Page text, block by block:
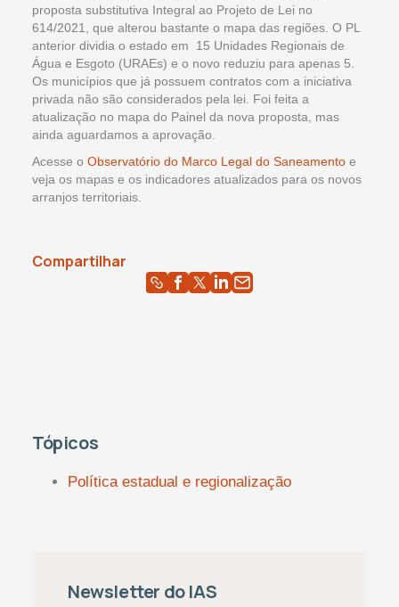
proposta substitutiva Integral ao Projeto de Lei no
614/2021, que alterou bastante o mapa das regiões. O PL
anterior dividia o estado em 15 Unidades Regionais de
Água e Esgoto (URAEs) e o novo reduziu para apenas 5.
Os municípios que já possuem contratos com a iniciativa
privada não são considerados pela lei. Foi feita a
atualização no mapa do Painel da nova proposta, mas
ainda aguardamos a aprovação.
Acesse o Observatório do Marco Legal do Saneamento e
veja os mapas e os indicadores atualizados para os novos
arranjos territoriais.
Compartilhar
Tópicos
Política estadual e regionalização
Newsletter do IAS